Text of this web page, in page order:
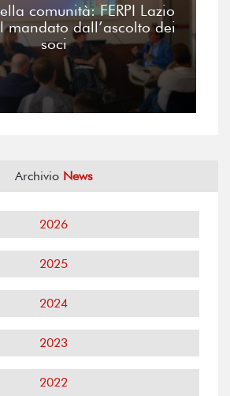
comunità: FERPI Lazio
mandato dall’ascolto dei
soci
Archivio News
2026
2025
2024
2023
2022